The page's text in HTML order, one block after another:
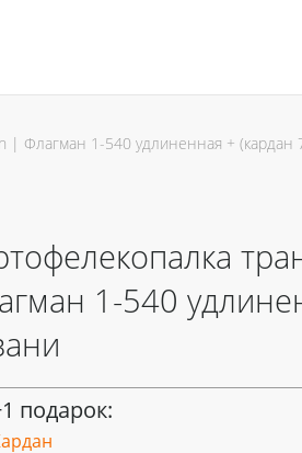
| Флагман 1-540 удлиненная + (кардан
1-540
подарок: